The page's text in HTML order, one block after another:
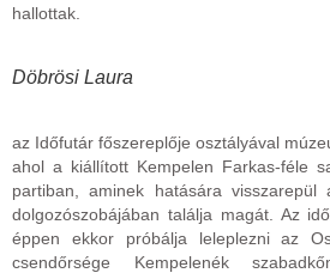
hallottak.
Döbrösi Laura
az Időfutár főszereplője osztályával
ahol a kiállított Kempelen Farkas-féle
partiban, aminek hatására
dolgozószobájában találja magát. Az
éppen ekkor próbálja leleplezni az
csendőrsége Kempelenék